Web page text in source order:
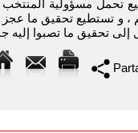
تحمل مسؤولية المنتخب
و تستطيع تحقيق ما عجز
إلى تحقيق ما تصبوا إليه